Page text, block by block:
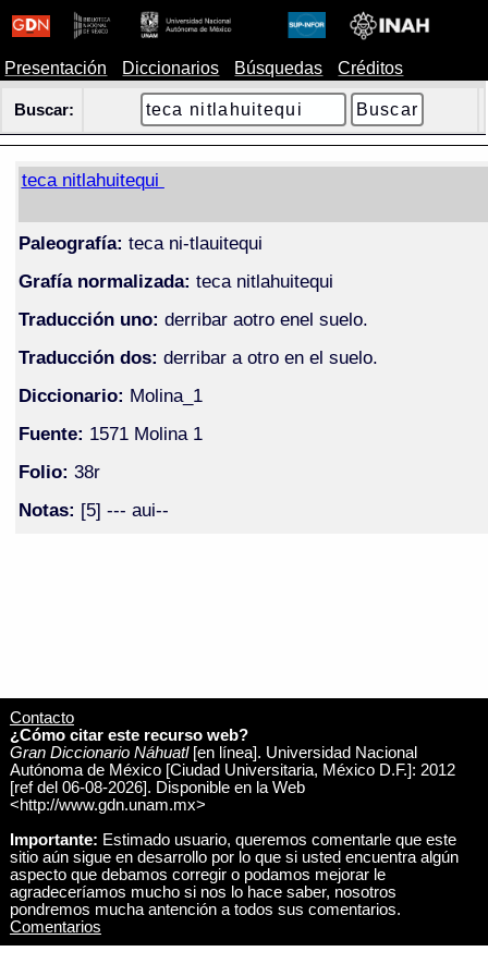
Presentación Diccionarios Búsquedas Créditos
Buscar:
teca nitlahuitequi
Paleografía: teca ni-tlauitequi
Grafía normalizada: teca nitlahuitequi
Traducción uno: derribar aotro enel suelo.
Traducción dos: derribar a otro en el suelo.
Diccionario: Molina_1
Fuente: 1571 Molina 1
Folio: 38r
Notas: [5] --- aui--
Contacto
¿Cómo citar este recurso web?
Gran Diccionario Náhuatl[en línea]. Universidad Nacional
Autónoma de México [Ciudad Universitaria, México D.F.]: 2012
[ref del 06-08-2026]. Disponible en la Web
<http://www.gdn.unam.mx>
Importante: Estimado usuario, queremos comentarle que este
sitio aún sigue en desarrollo por lo que si usted encuentra algún
aspecto que debamos corregir o podamos mejorar le
agradeceríamos mucho si nos lo hace saber, nosotros
pondremos mucha antención a todos sus comentarios.
Comentarios